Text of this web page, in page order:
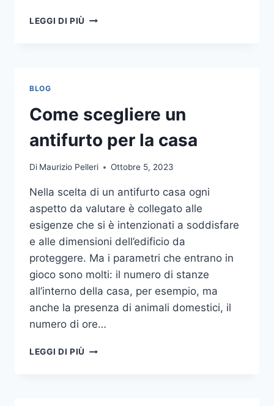
LEGGI DI PIÙ VUOI
A
UNA
TIPOGRAFIA
ECCO
SCEGLIERE
BLOG
Come scegliere un
antifurto per la casa
Di Maurizio Pelleri Ottobre 5, 2023
Nella scelta di un antifurto casa ogni
aspetto da valutare è collegato alle
esigenze che si è intenzionati a soddisfare
e alle dimensioni dell’edificio da
proteggere. Ma i parametri che entrano in
gioco sono molti: il numero di stanze
all’interno della casa, per esempio, ma
anche la presenza di animali domestici, il
numero di ore…
LEGGI DI PIÙ COME